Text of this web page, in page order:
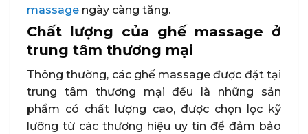
massage ngày càng tăng.
Chất lượng của ghế massage ở
trung tâm thương mại
Thông thường, các ghế massage được đặt tại
trung tâm thương mại đều là những sản
phẩm có chất lượng cao, được chọn lọc kỹ
lưỡng từ các thương hiệu uy tín để đảm bảo